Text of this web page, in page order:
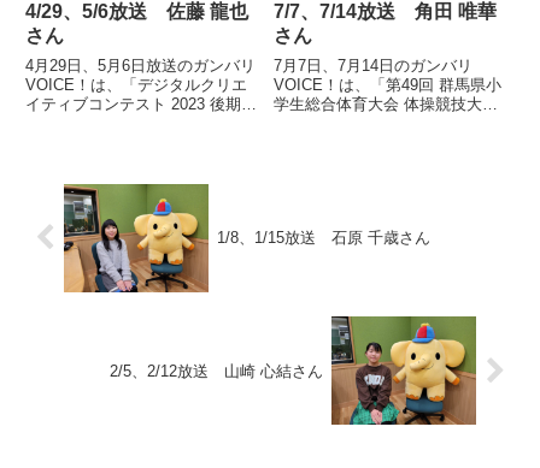
4/29、5/6放送 佐藤 龍也
さん
4月29日、5月6日放送のガンバリ
VOICE！は、「デジタルクリエ
イティブコンテスト 2023 後期」
小学校6年 佐藤 龍也さんの声で
7/7、7/14放送 角田 唯華
さん
7月7日、7月14日のガンバリ
VOICE！は、「第49回 群馬県小
学生総合体育大会 体操競技大
1/8、1/15放送 石原 千歳さん
2/5、2/12放送 山崎 心結さん